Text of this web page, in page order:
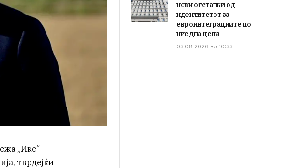
„Икс“
тврдејќи
нови отстапки од
идентитетот за
евроинтеграциите по
ниедна цена
03.08.2026 во 10:33